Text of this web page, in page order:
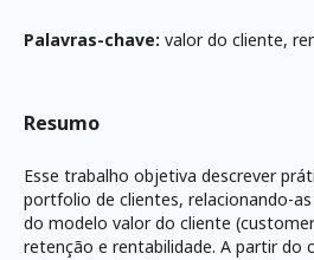
Palavras-chave: valor do cliente,
Resumo
Esse trabalho objetiva descrever
portfolio de clientes, relacionando-
do modelo valor do cliente
retenção e rentabilidade. A partir do